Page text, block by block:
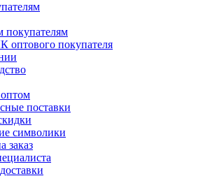
оптового покупателя
оптом
поставки
символики
заказ